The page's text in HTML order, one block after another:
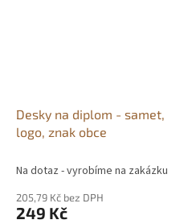
Desky na diplom - samet,
logo, znak obce
Na dotaz - vyrobíme na zakázku
205,79 Kč bez DPH
249 Kč